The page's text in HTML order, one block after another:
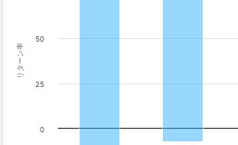
リターン率
0
25
50